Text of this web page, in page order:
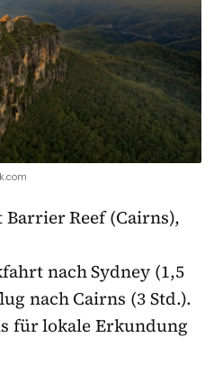
Barrier Reef (Cairns),
nach Sydney (1,5
nach Cairns (3 Std.).
für lokale Erkundung